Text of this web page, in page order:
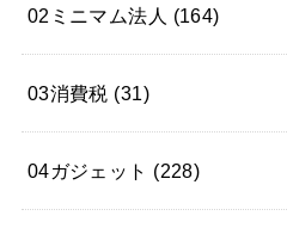
02ミニマム法人 (164)
03消費税 (31)
04ガジェット (228)